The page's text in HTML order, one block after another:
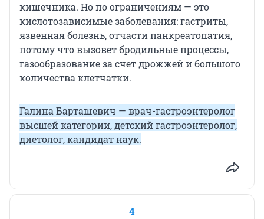
кишечника. Но по ограничениям — это
кислотозависимые заболевания: гастриты,
язвенная болезнь, отчасти панкреатопатия,
потому что вызовет бродильные процессы,
газообразование за счет дрожжей и большого
количества клетчатки.
Галина Барташевич — врач-гастроэнтеролог
высшей категории, детский гастроэнтеролог,
диетолог, кандидат наук.
4